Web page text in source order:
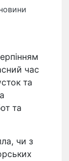
час
та
та
чи з